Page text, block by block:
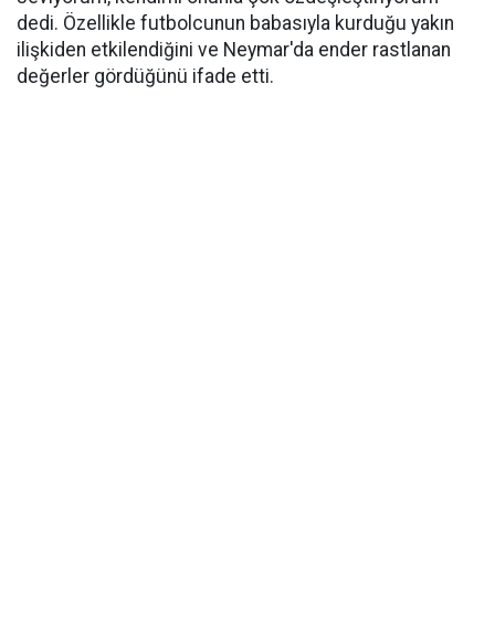
dedi. Özellikle futbolcunun babasıyla kurduğu yakın
ilişkiden etkilendiğini ve Neymar'da ender rastlanan
değerler gördüğünü ifade etti.